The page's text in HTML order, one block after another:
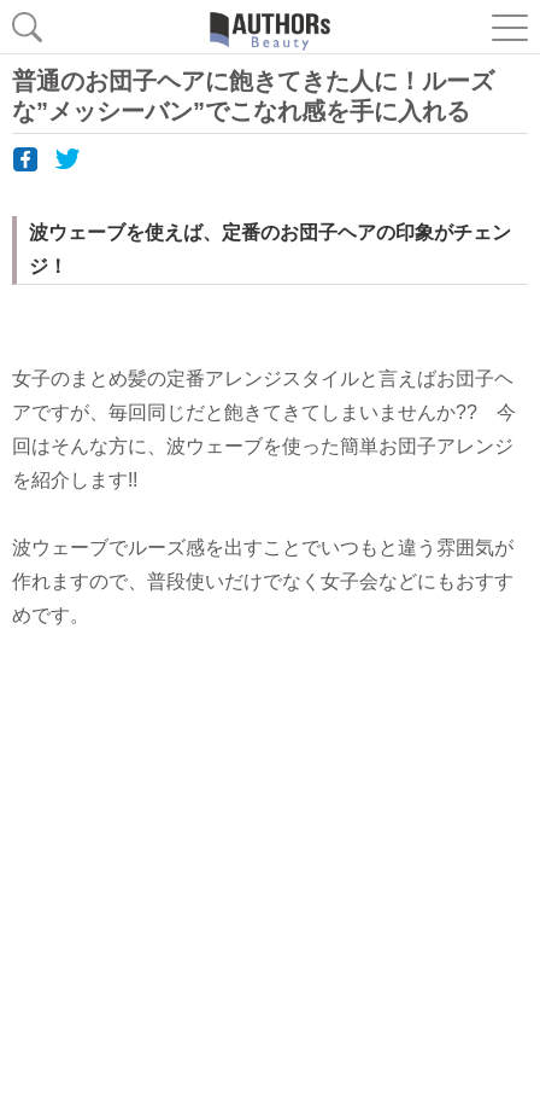
普通のお団子ヘアに飽きてきた人に！ルーズ
な”メッシーバン”でこなれ感を手に入れる
波ウェーブを使えば、定番のお団子ヘアの印象がチェン
ジ！
女子のまとめ髪の定番アレンジスタイルと言えばお団子ヘ
アですが、毎回同じだと飽きてきてしまいませんか?? 今
回はそんな方に、波ウェーブを使った簡単お団子アレンジ
を紹介します!!
波ウェーブでルーズ感を出すことでいつもと違う雰囲気が
作れますので、普段使いだけでなく女子会などにもおすす
めです。